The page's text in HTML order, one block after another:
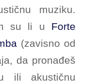
muziku.
su li u Forte
(zavisno od
da pronađeš
ili akustičnu